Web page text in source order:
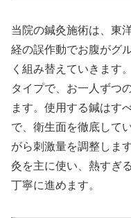
当院の鍼灸施術は、東
経の誤作動でお腹がグ
く組み替えていきます
タイプで、お一人ずつ
ます。使用する鍼はす
で、衛生面を徹底して
がら刺激量を調整しま
灸を主に使い、熱すぎ
丁寧に進めます。